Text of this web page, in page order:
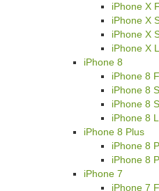
iPhone X
iPhone X
iPhone X
iPhone X
iPhone 8
iPhone 8
iPhone 8
iPhone 8
iPhone 8
iPhone 8 Plus
iPhone 8
iPhone 8
iPhone 7
iPhone 7